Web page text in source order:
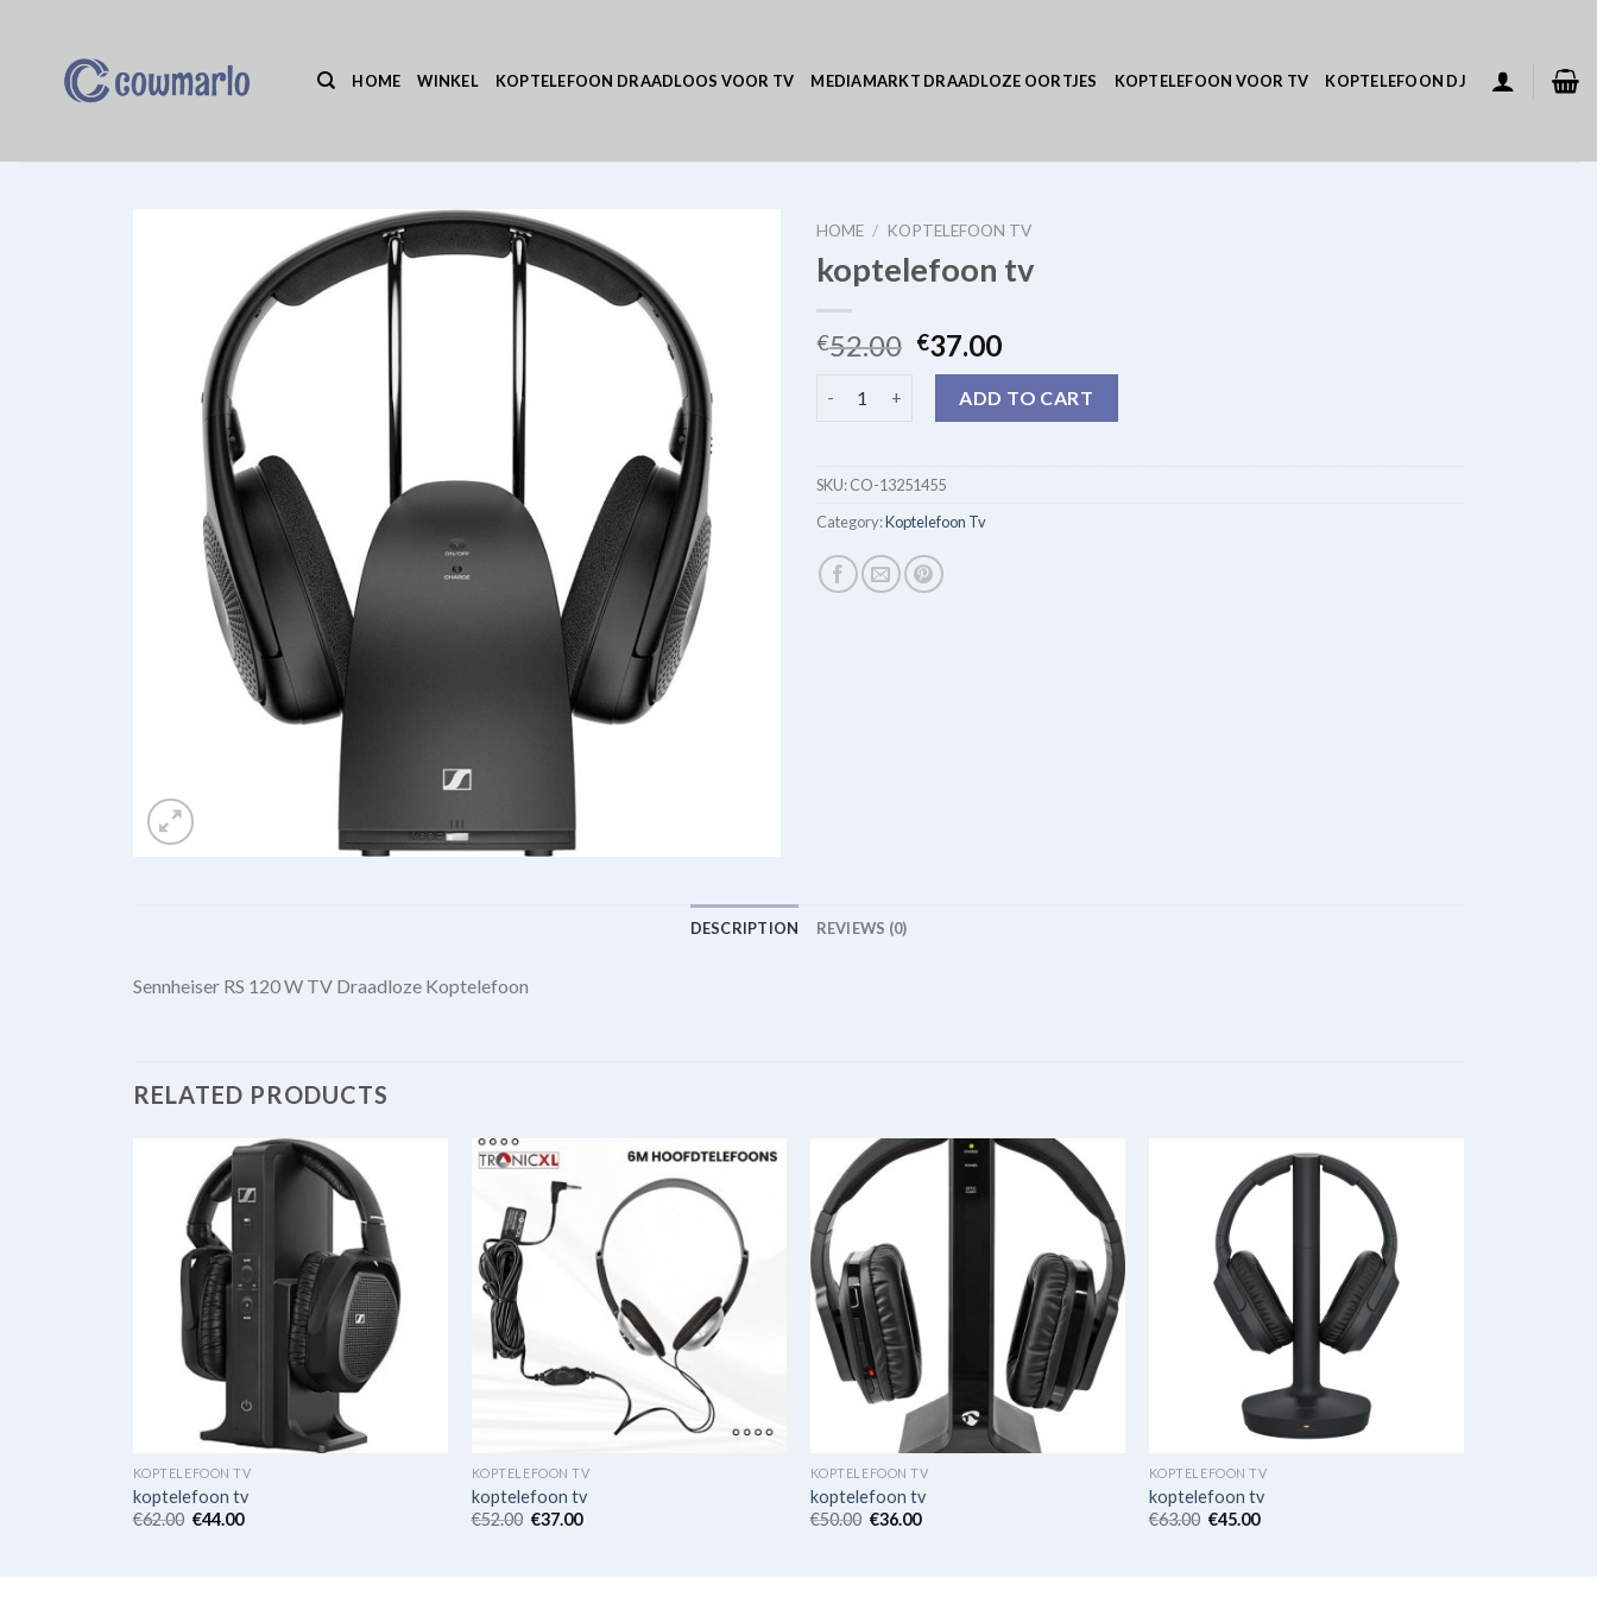
HOME WINKEL KOPTELEFOON DRAADLOOS VOOR TV MEDIAMARKT DRAADLOZE OORTJES KOPTELEFOON VOOR TV KOPTELEFOON DJ
HOME / KOPTELEFOON TV
koptelefoon tv
€52.00 €37.00
ADD TO CART
SKU:CO-13251455
Category:Koptelefoon Tv
DESCRIPTION REVIEWS (0)
Sennheiser RS 120 W TV Draadloze Koptelefoon
RELATED PRODUCTS
KOPTELEFOON TV
koptelefoon tv
€62.00 €44.00
KOPTELEFOON TV
koptelefoon tv
€52.00 €37.00
KOPTELEFOON TV
koptelefoon tv
€50.00 €36.00
KOPTELEFOON TV
koptelefoon tv
€63.00 €45.00